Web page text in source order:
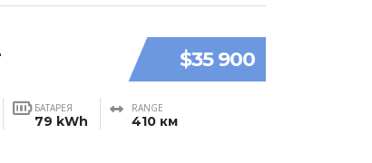
$35 900
БАТАРЕЯ
79 kWh
RANGE
410 км